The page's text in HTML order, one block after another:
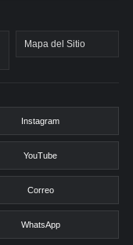
Mapa del Sitio
Instagram
YouTube
Correo
WhatsApp